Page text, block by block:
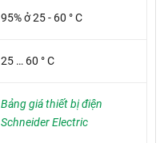
95% ở 25 - 60 ° C
25 … 60 ° C
Bảng giá thiết bị điện
Schneider Electric